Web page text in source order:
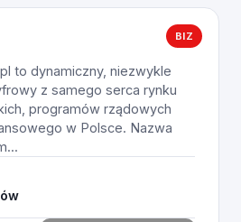
BIZ
to dynamiczny, niezwykle
z samego serca rynku
programów rządowych
w Polsce. Nazwa